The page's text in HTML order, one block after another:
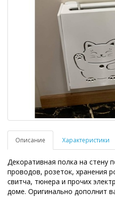
Описание Характеристики
Декоративная полка на стену
проводов, розеток, хранения
свитча, тюнера и прочих
доме. Оригинально дополнит